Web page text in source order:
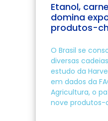
Etanol,
domina
produtos-
O Brasil se
diversas
estudo da
em dados da
Agricultura, o
nove produtos-